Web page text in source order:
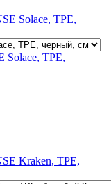
Solace, TPE,